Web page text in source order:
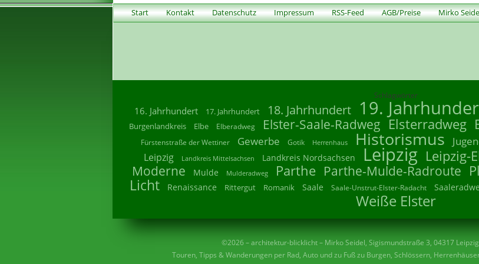
Start Kontakt Datenschutz Impressum RSS-Feed AGB/Preise Mirko
Schlagwörter
16. Jahrhundert 17. Jahrhundert 18. Jahrhundert 19.
Burgenlandkreis Elbe Elberadweg Elster-Saale-Radweg Elsterradweg
Fürstenstraße der Wettiner Gewerbe Gotik Herrenhaus Historismus
Leipzig
Landkreis Mittelsachsen Landkreis Nordsachsen Leipzig Leipzig-
Moderne Mulde Mulderadweg Parthe Parthe-Mulde-Radroute
Licht
Renaissance Rittergut Romanik Saale Saale-Unstrut-Elster-Radacht
Weiße Elster
©2026 – architektur-blicklicht – Mirko Seidel, Sigismundstraße 3, 04317
Touren, Tipps & Wanderungen per Rad, Auto und zu Fuß zu Burgen, Schlössern,